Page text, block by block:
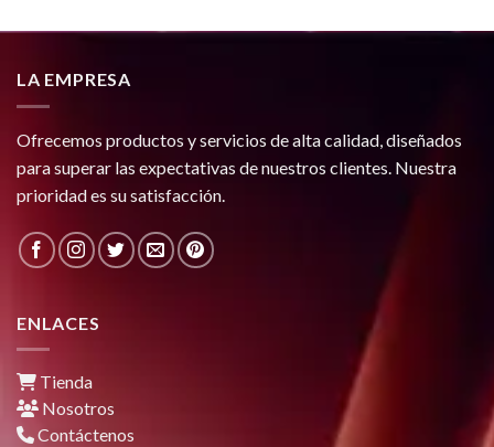
LA EMPRESA
Ofrecemos productos y servicios de alta calidad, diseñados
para superar las expectativas de nuestros clientes. Nuestra
prioridad es su satisfacción.
ENLACES
Tienda
Nosotros
Contáctenos